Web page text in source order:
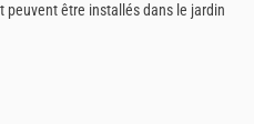
être installés dans le jardin